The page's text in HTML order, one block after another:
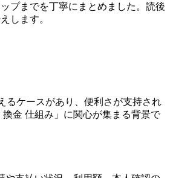
プまでを丁寧にまとめました。読後
します。
るケースがあり、便利さが支持され
金 仕組み」に関心が集まる背景で